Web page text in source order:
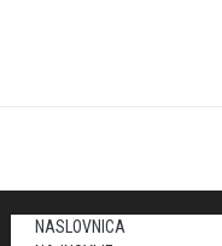
NASLOVNICA